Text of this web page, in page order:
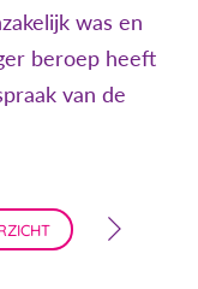
was en
beroep heeft
van de